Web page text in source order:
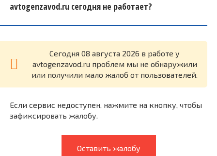
avtogenzavod.ru сегодня не работает?
Cегодня 08 августа 2026 в работе у
avtogenzavod.ru проблем мы не обнаружили
или получили мало жалоб от пользователей.
Если сервис недоступен, нажмите на кнопку, чтобы
зафиксировать жалобу.
Оставить жалобу